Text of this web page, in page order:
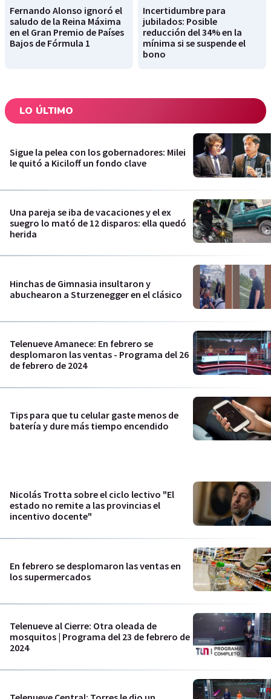
Fernando Alonso ignoró el
saludo de la Reina Máxima
en el Gran Premio de Países
Bajos de Fórmula 1
Incertidumbre para
jubilados: Posible
reducción del 34% en la
mínima si se suspende el
bono
LO ÚLTIMO
Sigue la pelea con los gobernadores: Milei
le quitó a Kiciloff un fondo clave
Una pareja se iba de vacaciones y el ex
suegro lo mató de 12 disparos: ella quedó
herida
Hinchas de Gimnasia insultaron y
abuchearon a Sturzenegger en el clásico
Telenueve Amanece: En febrero se
desplomaron las ventas - Programa del 26
de febrero de 2024
Tips para que tu celular gaste menos de
batería y dure más tiempo encendido
Nicolás Trotta sobre el ciclo lectivo "El
estado no remite a las provincias el
incentivo docente"
En febrero se desplomaron las ventas en
los supermercados
Telenueve al Cierre: Otra oleada de
mosquitos | Programa del 23 de febrero de
2024